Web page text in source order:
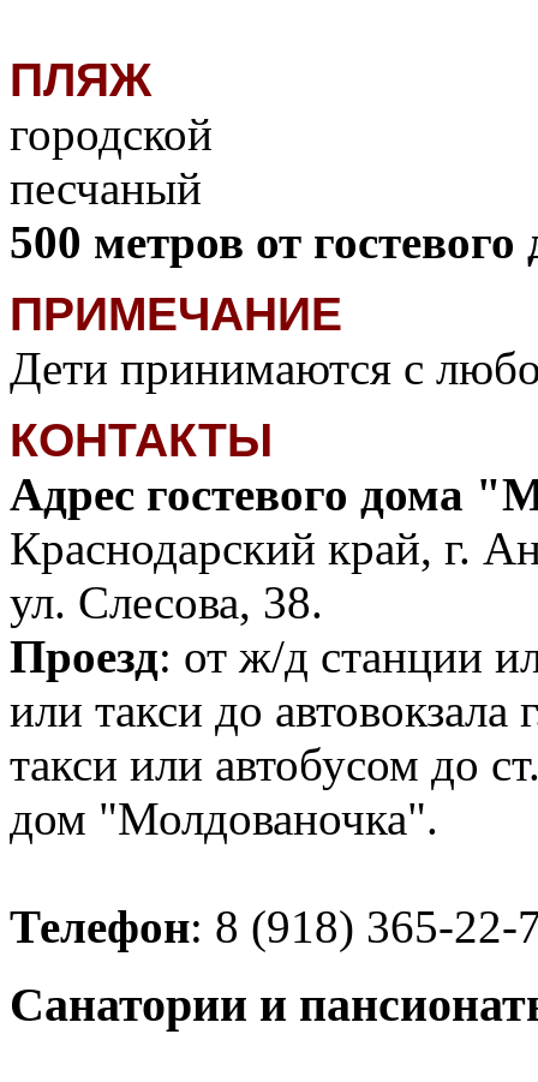
ПЛЯЖ
городской
песчаный
500 метров от
ПРИМЕЧАНИЕ
Дети принимаются с
КОНТАКТЫ
Адрес гостевого дома
Краснодарский край, г.
ул. Слесова, 38.
Проезд: от ж/д станции
или такси до
такси или автобусом до
дом "Молдованочка".
Телефон: 8 (918) 365-22-
Санатории и